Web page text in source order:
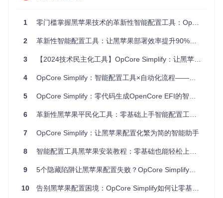
件的macOS支持状态，绿色对勾表示原生支持，红色叉号表
示需要特殊处理
2. 配置决策树：AI驱动的动态配置生成
不同于固定模板的"一刀切"方案，OpCore Simplify内置配置决
案。系统会根据硬件特性、目标系统版本和用户需求，动态生
荐使用集成显卡输出并禁用独显；当发现较新的CPU时，会自
40%，大幅减少调试时间。
3. 差异可视化：配置修改的透明化呈现
何更改。OpCore Simplify创新的配置差异可视化功能，如同
清晰展示原始值与修改值的对比，并标注每个更改的原因和影
为后续进阶学习奠定基础。
1 零门槛掌握黑苹果技术的革新性智能配置工具：OpCore Simplify
2 革新性智能配置工具：让黑苹果部署效率提升90%的技术民主化实践
3 【2024技术民主化工具】OpCore Simplify：让黑苹果配置像组装家具一样简单（3大智能引擎+4步可视化流程）
4 OpCore Simplify：智能配置工具×自动化流程——零基础用户的黑苹果系统搭建方案
5 OpCore Simplify：零代码生成OpenCore EFI的智能解决方案 | 新手用户的无忧黑苹果工具
6 革新性黑苹果平民化工具：零基础上手智能配置工具的完整指南
7 OpCore Simplify：让黑苹果配置化繁为简的智能助手
8 智能配置工具黑苹果安装教程：零基础也能轻松上手的零门槛方案
9 5个隐藏陷阱让黑苹果配置失败？OpCore Simplify智能工具帮你绕过雷区
10 告别黑苹果配置困境：OpCore Simplify如何让零基础用户实现一键部署